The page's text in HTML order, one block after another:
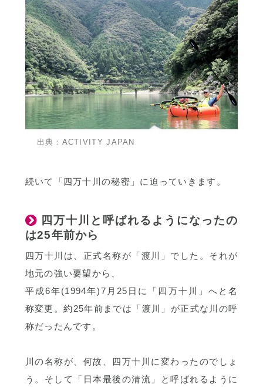
出典： ACTIVITY JAPAN
続いて「四万十川の秘密」に迫っていきます。
四万十川と呼ばれるようになったの
は25年前から
四万十川は、正式名称が「渡川」でした。それが
地元の強い要望から、
平成6年(1994年)7月25日に「四万十川」へと名
称変更。約25年前までは「渡川」が正式な川の呼
称だったんです。
川の名称が、何故、四万十川に変わったのでしょ
う。そして「日本最後の清流」と呼ばれるように